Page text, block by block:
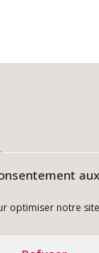
optimiser notre